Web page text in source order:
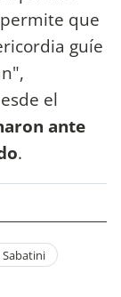
que
guíe
el
ante
.
Sabatini